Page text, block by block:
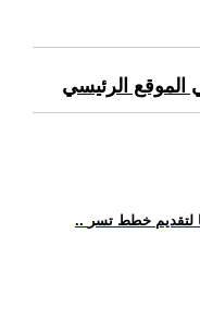
الموقع الرئيسي